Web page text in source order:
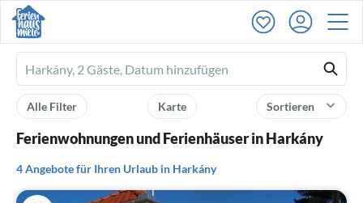
Ferienhausmiete
logo
Sortieren
Karte
Alle Filter
Ferienwohnungen und Ferienhäuser in Harkány
4 Angebote für Ihren Urlaub in Harkány